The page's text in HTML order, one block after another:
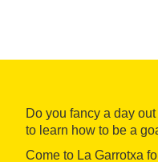
Do you fancy a day
to learn how to be a
Come to La Garrotxa